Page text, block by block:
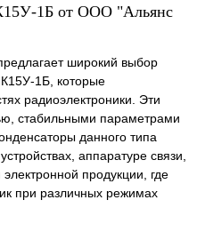
1Б от ООО "Альянс
широкий выбор
1Б, которые
радиоэлектроники. Эти
стабильными параметрами
данного типа
аппаратуре связи,
продукции, где
при различных режимах